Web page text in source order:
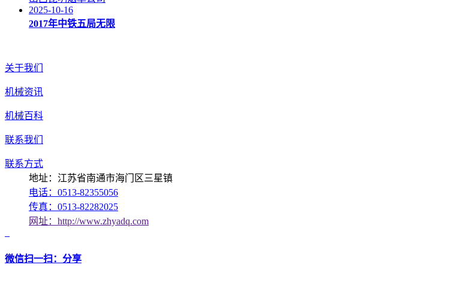
2025-10-16
2017年中铁五局无限
关于我们
机械资讯
机械百科
联系我们
联系方式
地址：江苏省南通市海门区三星镇
电话：0513-82355056
传真：0513-82282025
网址：http://www.zhyadq.com
微信扫一扫：分享